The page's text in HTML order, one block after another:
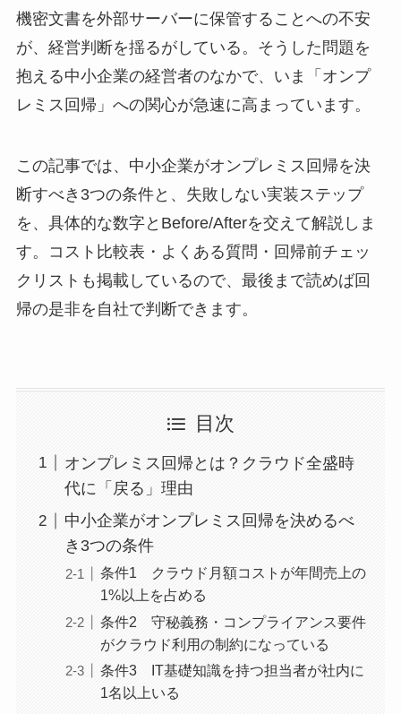
機密文書を外部サーバーに保管することへの不安
が、経営判断を揺るがしている。そうした問題を
抱える中小企業の経営者のなかで、いま「オンプ
レミス回帰」への関心が急速に高まっています。
この記事では、中小企業がオンプレミス回帰を決
断すべき3つの条件と、失敗しない実装ステップ
を、具体的な数字とBefore/Afterを交えて解説しま
す。コスト比較表・よくある質問・回帰前チェッ
クリストも掲載しているので、最後まで読めば回
帰の是非を自社で判断できます。
目次
オンプレミス回帰とは？クラウド全盛時
代に「戻る」理由
中小企業がオンプレミス回帰を決めるべ
き3つの条件
条件1 クラウド月額コストが年間売上の
1%以上を占める
条件2 守秘義務・コンプライアンス要件
がクラウド利用の制約になっている
条件3 IT基礎知識を持つ担当者が社内に
1名以上いる